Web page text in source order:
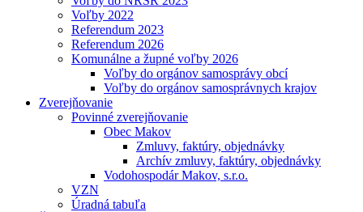
Voľby 2022
Referendum 2023
Referendum 2026
Komunálne a župné voľby 2026
Voľby do orgánov samosprávy obcí
Voľby do orgánov samosprávnych krajov
Zverejňovanie
Povinné zverejňovanie
Obec Makov
Zmluvy, faktúry, objednávky
Archív zmluvy, faktúry, objednávky
Vodohospodár Makov, s.r.o.
VZN
Úradná tabuľa